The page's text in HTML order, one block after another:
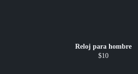
Reloj para hombre
$10